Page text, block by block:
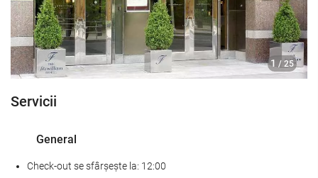
1 / 25
Servicii
General
Check-out se sfârșește la: 12:00